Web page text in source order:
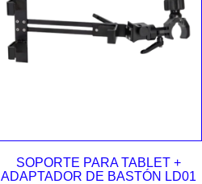
Vista rápida
SOPORTE PARA TABLET +
ADAPTADOR DE BASTÓN LD01